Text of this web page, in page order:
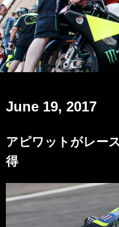
June 19, 2017
アピワットがレー
得